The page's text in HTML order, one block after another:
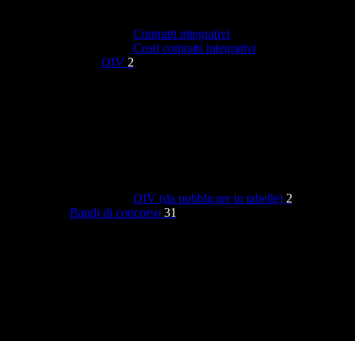
Contratti integrativi
Costi contratti integrativi
OIV 2
OIV (da pubblicare in tabelle) 2
Bandi di concorso 31